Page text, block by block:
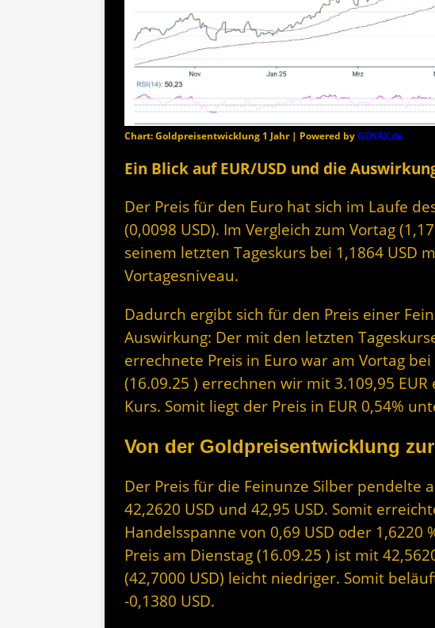
Chart: Goldpreisentwicklung 1 Jahr | Powered byGOYAX.de
Ein Blick auf EUR/USD und die
Der Preis für den Euro hat sich im Laufe
(0,0098 USD). Im Vergleich zum Vortag
seinem letzten Tageskurs bei 1,1864 USD
Vortagesniveau.
Dadurch ergibt sich für den Preis einer
Auswirkung: Der mit den letzten
errechnete Preis in Euro war am Vortag
(16.09.25 ) errechnen wir mit 3.109,95
Kurs. Somit liegt der Preis in EUR 0,54%
Von der Goldpreisentwicklung
Der Preis für die Feinunze Silber pendelte
42,2620 USD und 42,95 USD. Somit
Handelsspanne von 0,69 USD oder 1,6220
Preis am Dienstag (16.09.25 ) ist mit
(42,7000 USD) leicht niedriger. Somit
-0,1380 USD.